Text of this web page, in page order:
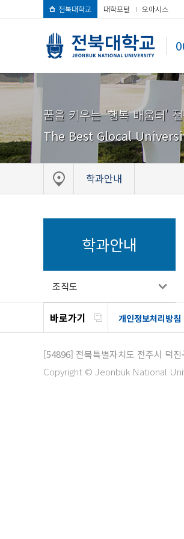
전북대학교 대학포털 오아시스
꿈을 키우는 '행복 배움터'
The Best Glocal
학과안내
학과안내
조직도
바로가기 개인정보처리방침
[54896] 전북특별자치도 전주시 덕
Copyright © Jeonbuk National